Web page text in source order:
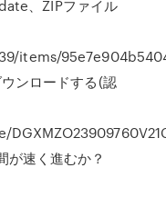
、ZIPファイル
items/
ンロードする(認
が速く進むか？